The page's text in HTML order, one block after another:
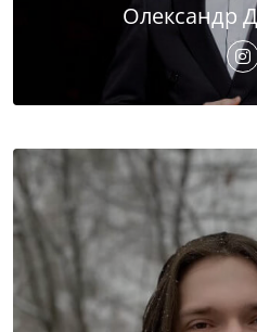
Олександр